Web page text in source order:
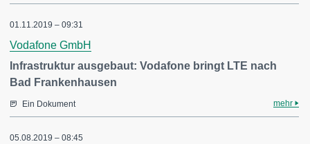
01.11.2019 – 09:31
Vodafone GmbH
Infrastruktur ausgebaut: Vodafone bringt LTE nach
Bad Frankenhausen
Ein Dokument mehr
05.08.2019 – 08:45